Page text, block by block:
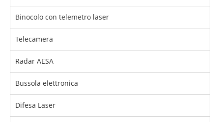
Binocolo con telemetro laser
Telecamera
Radar AESA
Bussola elettronica
Difesa Laser